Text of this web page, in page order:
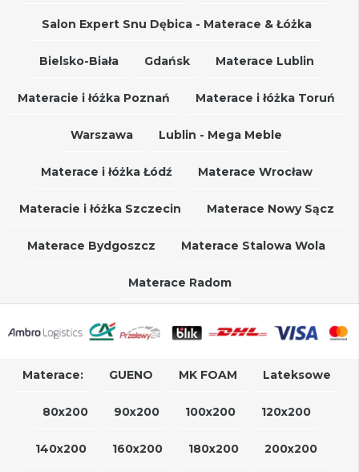
Salon Expert Snu Dębica - Materace & Łóżka
Bielsko-Biała Gdańsk Materace Lublin
Materacie i łóżka Poznań Materace i łóżka Toruń
Warszawa Lublin - Mega Meble
Materace i łóżka Łódź Materace Wrocław
Materacie i łóżka Szczecin Materace Nowy Sącz
Materace Bydgoszcz Materace Stalowa Wola
Materace Radom
Materace: GUENO MK FOAM Lateksowe
80x200 90x200 100x200 120x200
140x200 160x200 180x200 200x200